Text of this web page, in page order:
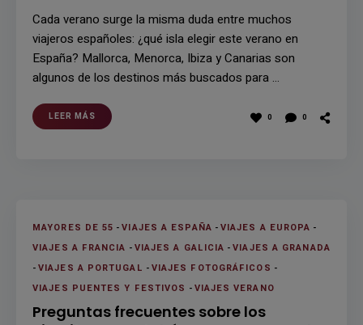
Cada verano surge la misma duda entre muchos
viajeros españoles: ¿qué isla elegir este verano en
España? Mallorca, Menorca, Ibiza y Canarias son
algunos de los destinos más buscados para …
LEER MÁS 0 0
MAYORES DE 55 -VIAJES A ESPAÑA -VIAJES A EUROPA -
VIAJES A FRANCIA -VIAJES A GALICIA -VIAJES A GRANADA
-VIAJES A PORTUGAL -VIAJES FOTOGRÁFICOS -
VIAJES PUENTES Y FESTIVOS -VIAJES VERANO
Preguntas frecuentes sobre los